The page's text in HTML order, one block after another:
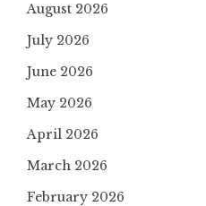
August 2026
July 2026
June 2026
May 2026
April 2026
March 2026
February 2026